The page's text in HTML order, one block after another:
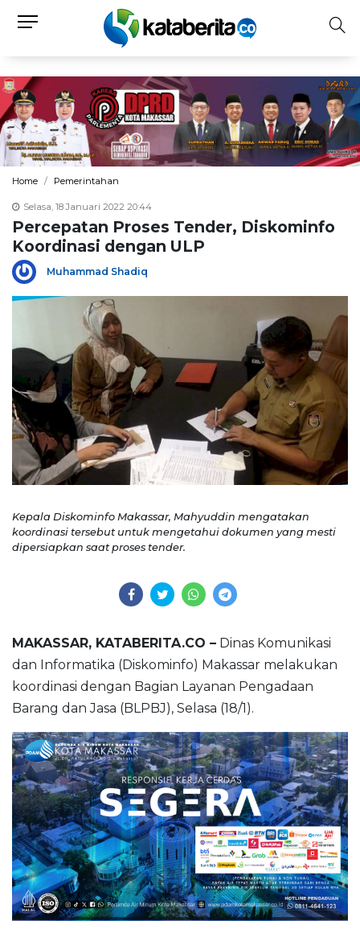
Home Pemerintahan
Selasa, 18 Januari 2022 20:44
Percepatan Proses Tender, Diskominfo
Koordinasi dengan ULP
Muhammad Shadiq
Kepala Diskominfo Makassar, Mahyuddin mengatakan
koordinasi tersebut untuk mengetahui dokumen yang mesti
dipersiapkan saat proses tender.
MAKASSAR, KATABERITA.CO – Dinas Komunikasi
dan Informatika (Diskominfo) Makassar melakukan
koordinasi dengan Bagian Layanan Pengadaan
Barang dan Jasa (BLPBJ), Selasa (18/1).